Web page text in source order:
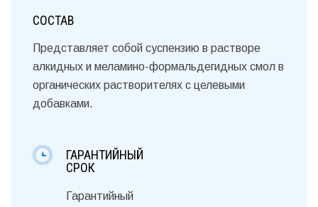
СОСТАВ
Представляет собой суспензию в растворе
алкидных и меламино-формальдегидных смол в
органических растворителях с целевыми
добавками.
ГАРАНТИЙНЫЙ
СРОК
Гарантийный